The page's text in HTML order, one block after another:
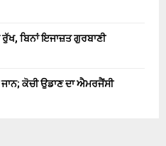
ਬਿਨਾਂ ਇਜਾਜ਼ਤ ਗੁਰਬਾਣੀ
ਕੋਚੀ ਉਡਾਣ ਦਾ ਐਮਰਜੈਂਸੀ